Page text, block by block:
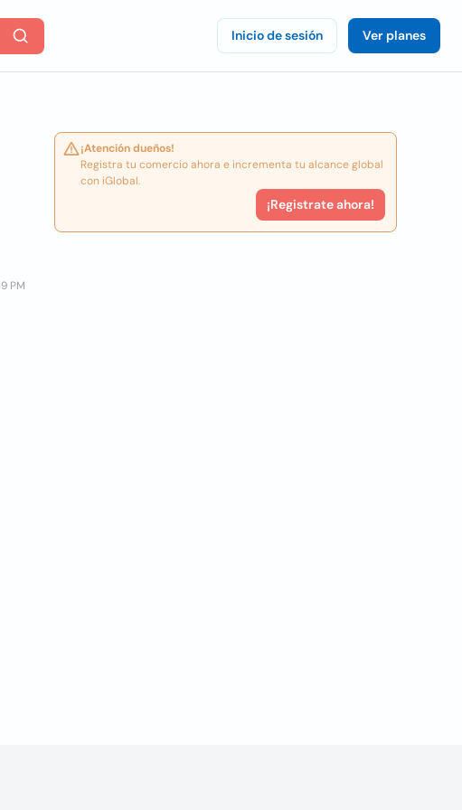
Inicio de sesión Ver planes
PM
¡Atención dueños!
Registra tu comercio ahora e incrementa tu alcance global
con iGlobal.
¡Registrate ahora!